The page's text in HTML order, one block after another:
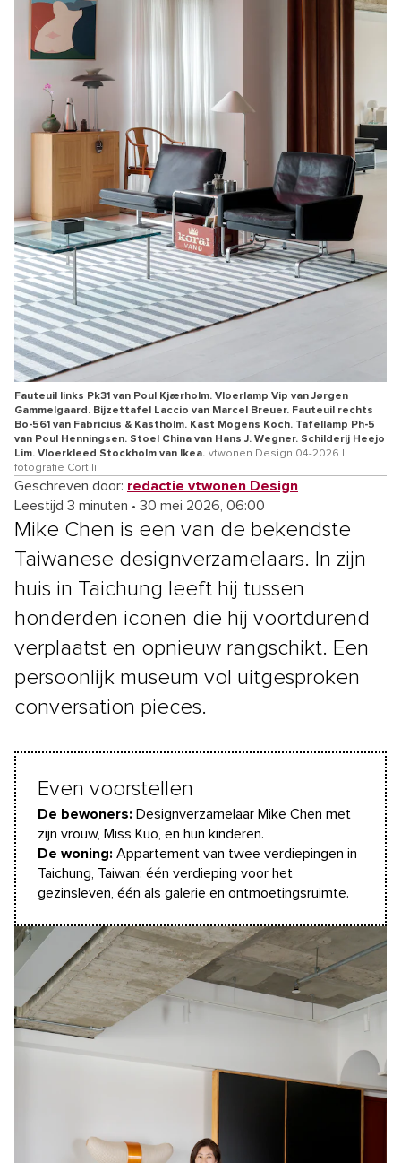
Fauteuil links Pk31 van Poul Kjærholm. Vloerlamp Vip van Jørgen
Gammelgaard. Bijzettafel Laccio van Marcel Breuer. Fauteuil rechts
Bo-561 van Fabricius & Kastholm. Kast Mogens Koch. Tafellamp Ph-5
van Poul Henningsen. Stoel China van Hans J. Wegner. Schilderij Heejo
Lim. Vloerkleed Stockholm van Ikea. vtwonen Design 04-2026 |
fotografie Cortili
Geschreven door: redactie vtwonen Design
Leestijd 3 minuten • 30 mei 2026, 06:00
Mike Chen is een van de bekendste
Taiwanese designverzamelaars. In zijn
huis in Taichung leeft hij tussen
honderden iconen die hij voortdurend
verplaatst en opnieuw rangschikt. Een
persoonlijk museum vol uitgesproken
conversation pieces.
Even voorstellen
De bewoners: Designverzamelaar Mike Chen met
zijn vrouw, Miss Kuo, en hun kinderen.
De woning: Appartement van twee verdiepingen in
Taichung, Taiwan: één verdieping voor het
gezinsleven, één als galerie en ontmoetingsruimte.